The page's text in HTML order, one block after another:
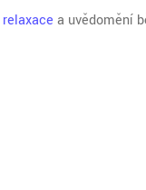
relaxace a uvědomění